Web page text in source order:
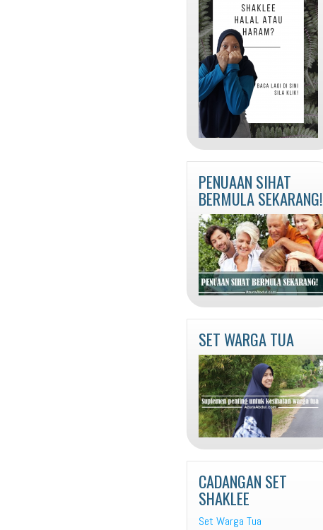
PENUAAN SIHAT
BERMULA SEKARANG!
SET WARGA TUA
CADANGAN SET
SHAKLEE
Set Warga Tua